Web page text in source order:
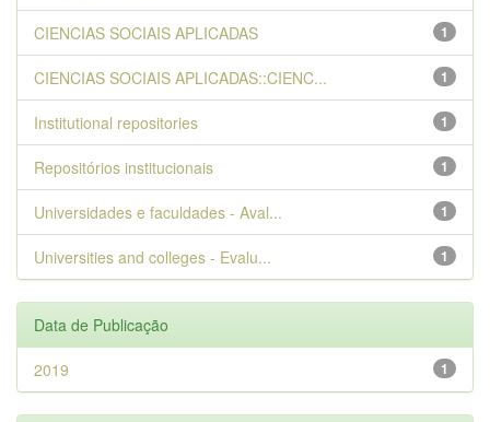
1
CIENCIAS SOCIAIS APLICADAS
1
CIENCIAS SOCIAIS APLICADAS::CIENC...
1
Institutional repositories
1
Repositórios institucionais
1
Universidades e faculdades - Aval...
1
Universities and colleges - Evalu...
Data de Publicação
1
2019